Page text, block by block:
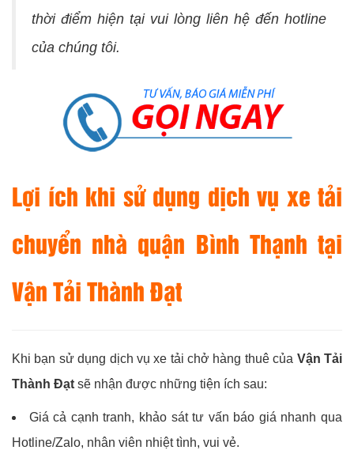
thời điểm hiện tại vui lòng liên hệ đến hotline
của chúng tôi.
Lợi ích khi sử dụng dịch vụ xe tải
chuyển nhà quận Bình Thạnh tại
Vận Tải Thành Đạt
Khi bạn sử dụng dịch vụ xe tải chở hàng thuê của Vận Tải
Thành Đạt sẽ nhận được những tiện ích sau:
Giá cả cạnh tranh, khảo sát tư vấn báo giá nhanh qua
Hotline/Zalo, nhân viên nhiệt tình, vui vẻ.